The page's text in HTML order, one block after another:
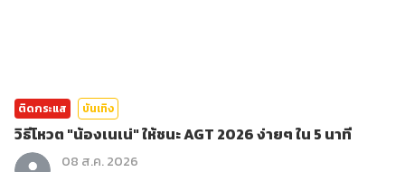
ติดกระแส บันเทิง
วิธีโหวต "น้องเนเน่" ให้ชนะ AGT 2026 ง่ายๆ ใน 5 นาที
08 ส.ค. 2026